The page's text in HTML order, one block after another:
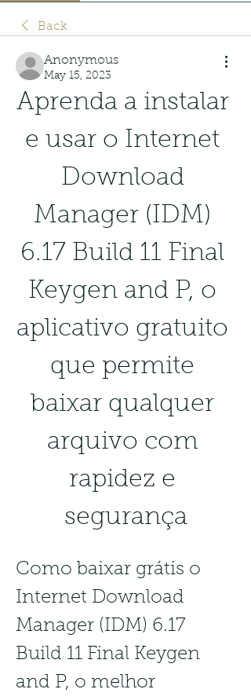
Back
Anonymous
May 15, 2023
Aprenda a instalar
e usar o Internet
Download
Manager (IDM)
6.17 Build 11 Final
Keygen and P, o
aplicativo gratuito
que permite
baixar qualquer
arquivo com
rapidez e
segurança
Como baixar grátis o
Internet Download
Manager (IDM) 6.17
Build 11 Final Keygen
and P, o melhor